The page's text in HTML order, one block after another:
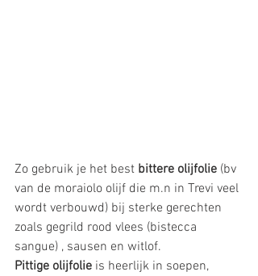
Zo gebruik je het best bittere olijfolie (bv
van de moraiolo olijf die m.n in Trevi veel
wordt verbouwd) bij sterke gerechten
zoals gegrild rood vlees (bistecca
sangue) , sausen en witlof.
Pittige olijfolie is heerlijk in soepen,